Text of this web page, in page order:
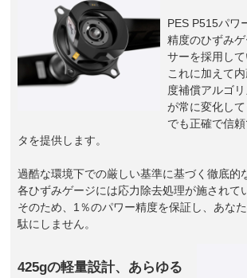
PES P515パワ
精度のひずみ
サーを採用して
これに加えて
度補償アルゴ
が常に変化し
でも正確で信
タを提供します。
過酷な環境下での厳しい基準に基づく徹底的
各ひずみゲージには応力除去処理が施されて
そのため、1％のパワー精度を保証し、あな
駄にしません。
425gの軽量設計、あらゆる